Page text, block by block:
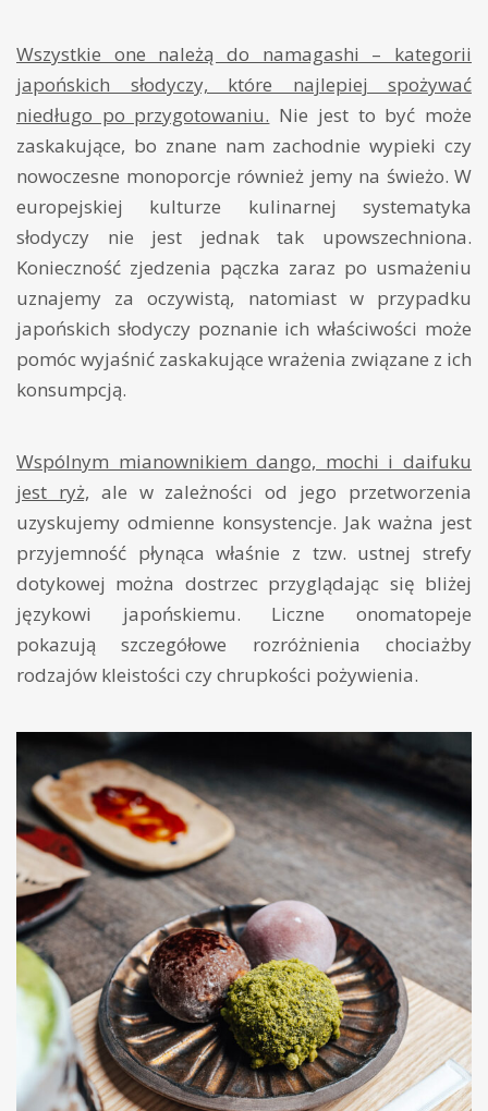
Wszystkie one należą do namagashi – kategorii
japońskich słodyczy, które najlepiej spożywać
niedługo po przygotowaniu. Nie jest to być może
zaskakujące, bo znane nam zachodnie wypieki czy
nowoczesne monoporcje również jemy na świeżo. W
europejskiej kulturze kulinarnej systematyka
słodyczy nie jest jednak tak upowszechniona.
Konieczność zjedzenia pączka zaraz po usmażeniu
uznajemy za oczywistą, natomiast w przypadku
japońskich słodyczy poznanie ich właściwości może
pomóc wyjaśnić zaskakujące wrażenia związane z ich
konsumpcją.
Wspólnym mianownikiem dango, mochi i daifuku
jest ryż, ale w zależności od jego przetworzenia
uzyskujemy odmienne konsystencje. Jak ważna jest
przyjemność płynąca właśnie z tzw. ustnej strefy
dotykowej można dostrzec przyglądając się bliżej
językowi japońskiemu. Liczne onomatopeje
pokazują szczegółowe rozróżnienia chociażby
rodzajów kleistości czy chrupkości pożywienia.